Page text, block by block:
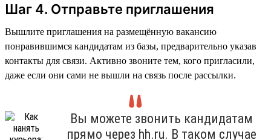
Шаг 4. Отправьте приглашения
Вышлите приглашения на размещённую вакансию
понравившимся кандидатам из базы, предварительно указав
контакты для связи. Активно звоните тем, кого пригласили,
даже если они сами не вышли на связь после рассылки.
Вы можете звонить кандидатам
прямо через hh.ru. В таком случае